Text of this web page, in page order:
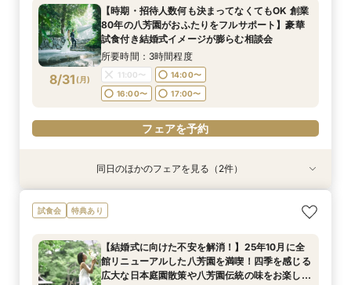
8/30(日)
9:00〜
10:00〜
14:30〜
16:00〜
フェアを予約
8/30(日)
&絶品ローストビーフの豪華試食会付フェア
所要時間：3時間程度
9:00〜
10:00〜
14:30〜
16:00〜
フェアを予約
8/30(日)
所要時間：3時間程度
9:00〜
10:00〜
14:30〜
16:00〜
フェアを予約
8/30(日)
いただける特別試食会付お悩み相談フェア
所要時間：3時間程度
9:00〜
10:00〜
14:30〜
16:00〜
フェアを予約
8/31 (月)
【時期・招待人数何も決まってなくてもOK 創業
80年の八芳園がおふたりをフルサポート】豪華
試食付き結婚式イメージが膨らむ相談会
所要時間：3時間程度
11:00〜
14:00〜
16:00〜
17:00〜
フェアを予約
特典あり
8/31(月)
【ご結婚が決まったばかりのおふたりへ 】「お
顔合わせ」から結婚式当日までトータルサポート
&絶品ローストビーフの豪華試食会付フェア
所要時間：3時間程度
11:00〜
14:00〜
特典あり
8/31(月)
【結婚式に向けた不安を解消！】25年10月に全
館リニューアルした八芳園を満喫！四季を感じる
いただける特別試食会付お悩み相談フェア
所要時間：3時間程度
11:00〜
14:00〜
同日のほかのフェアを見る（2件）
試食会 特典あり
【結婚式に向けた不安を解消！】25年10月に全
館リニューアルした八芳園を満喫！四季を感じる
広大な日本庭園散策や八芳園伝統の味をお楽しみ